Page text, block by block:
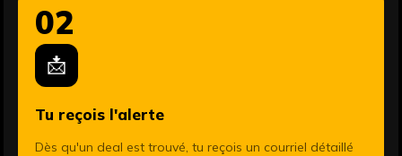
02
📩
Tu reçois l'alerte
Dès qu'un deal est trouvé, tu reçois un courriel détaillé